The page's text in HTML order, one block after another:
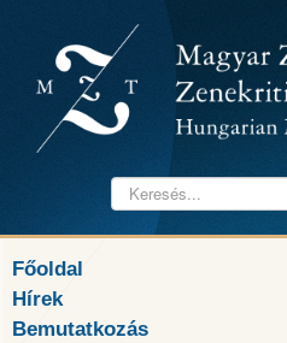
Keresés...
Főoldal
Hírek
Bemutatkozás